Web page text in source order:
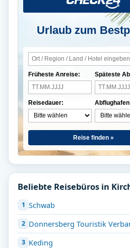
Urlaub zum
Früheste Anreise:
Reisedauer:
Späteste
Reise finden »
Beliebte Reisebüros in
Schwab
Donnersberg Touristik
Keding